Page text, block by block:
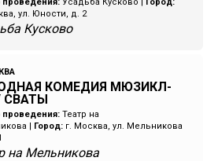
ул. Юности, д. 2
Кусково
КОМЕДИЯ МЮЗИКЛ-
Театр на
| Город: г. Москва, ул. Мельникова
на Мельникова